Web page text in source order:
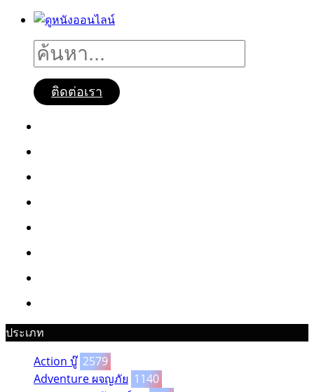
ติดต่อเรา
ประเภท
Action บู๊ 2579
Adventure ผจญภัย 1140